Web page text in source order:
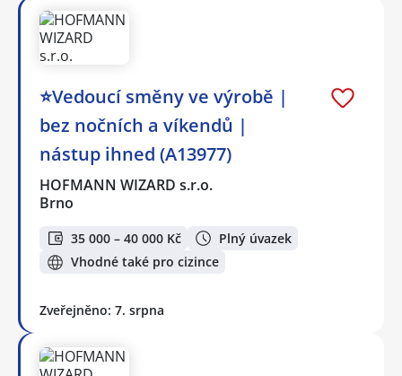
⭐Vedoucí směny ve výrobě |
bez nočních a víkendů |
nástup ihned (A13977)
HOFMANN WIZARD s.r.o.
Brno
35 000 – 40 000 Kč
Plný úvazek
Vhodné také pro cizince
Zveřejněno: 7. srpna